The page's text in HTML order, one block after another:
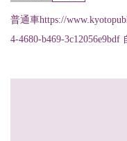
普通車https://
4-4680-b469-3c12056e9bdf